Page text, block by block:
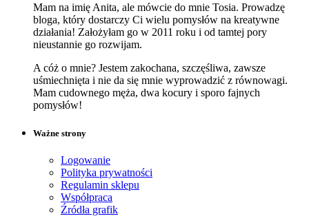
Mam na imię Anita, ale mówcie do mnie Tosia. Prowadzę
bloga, który dostarczy Ci wielu pomysłów na kreatywne
działania! Założyłam go w 2011 roku i od tamtej pory
nieustannie go rozwijam.
A cóż o mnie? Jestem zakochana, szczęśliwa, zawsze
uśmiechnięta i nie da się mnie wyprowadzić z równowagi.
Mam cudownego męża, dwa kocury i sporo fajnych
pomysłów!
Ważne strony
Logowanie
Polityka prywatności
Regulamin sklepu
Współpraca
Źródła grafik